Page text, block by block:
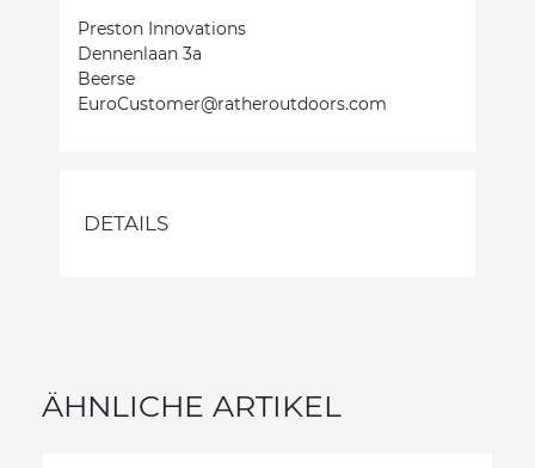
Preston Innovations
Dennenlaan 3a
Beerse
EuroCustomer@ratheroutdoors.com
DETAILS
ÄHNLICHE ARTIKEL